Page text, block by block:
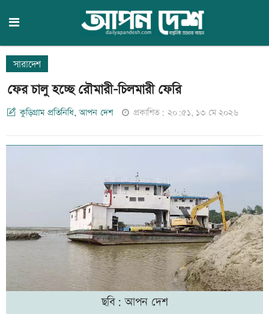
সারাদেশ
ফের চালু হচ্ছে রৌমারী-চিলমারী ফেরি
কুড়িগ্রাম প্রতিনিধি, আপন দেশ প্রকাশিত: ২০:৫১, ১৩ মে ২০২৬
ছবি: আপন দেশ